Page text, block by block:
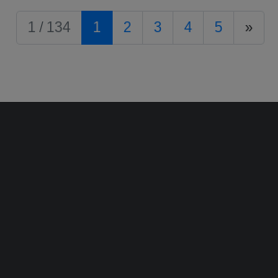
1 / 134 1 2 3 4 5 »